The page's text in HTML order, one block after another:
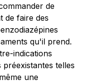
de
de faire des
qu'il prend.
indications
telles
une